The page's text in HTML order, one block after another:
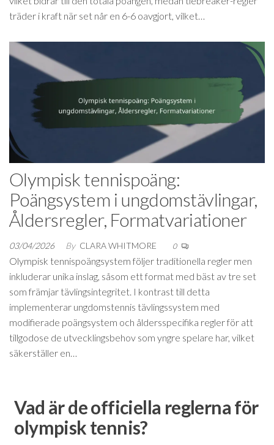
träder i kraft när set når en 6-6 oavgjort, vilket…
Olympisk tennispoäng:
Poängsystem i ungdomstävlingar,
Åldersregler, Formatvariationer
03/04/2026 By CLARA WHITMORE 0
Olympisk tennispoängsystem följer traditionella regler men
inkluderar unika inslag, såsom ett format med bäst av tre set
som främjar tävlingsintegritet. I kontrast till detta
implementerar ungdomstennis tävlingssystem med
modifierade poängsystem och åldersspecifika regler för att
tillgodose de utvecklingsbehov som yngre spelare har, vilket
säkerställer en…
Vad är de officiella reglerna för
olympisk tennis?